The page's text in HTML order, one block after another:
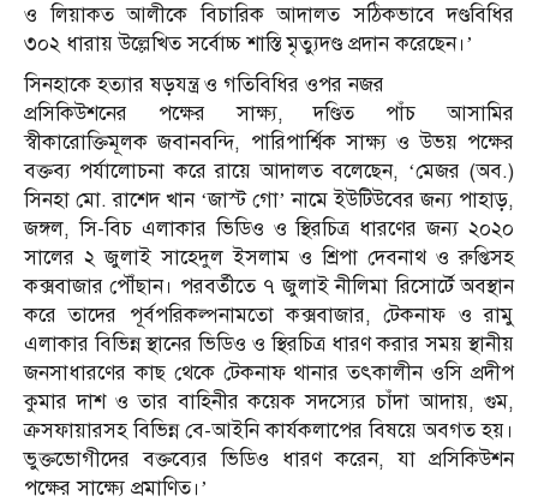
ও লিয়াকত আলীকে বিচারিক আদালত সঠিকভাবে দণ্ডবিধির
৩০২ ধারায় উল্লেখিত সর্বোচ্চ শাস্তি মৃত্যুদণ্ড প্রদান করেছেন।’
সিনহাকে হত্যার ষড়যন্ত্র ও গতিবিধির ওপর নজর
প্রসিকিউশনের পক্ষের সাক্ষ্য, দণ্ডিত পাঁচ আসামির
স্বীকারোক্তিমূলক জবানবন্দি, পারিপার্শ্বিক সাক্ষ্য ও উভয় পক্ষের
বক্তব্য পর্যালোচনা করে রায়ে আদালত বলেছেন, ‘মেজর (অব.)
সিনহা মো. রাশেদ খান ‘জাস্ট গো’ নামে ইউটিউবের জন্য পাহাড়,
জঙ্গল, সি-বিচ এলাকার ভিডিও ও স্থিরচিত্র ধারণের জন্য ২০২০
সালের ২ জুলাই সাহেদুল ইসলাম ও শ্রিপা দেবনাথ ও রুপ্তিসহ
কক্সবাজার পৌঁছান। পরবর্তীতে ৭ জুলাই নীলিমা রিসোর্টে অবস্থান
করে তাদের পূর্বপরিকল্পনামতো কক্সবাজার, টেকনাফ ও রামু
এলাকার বিভিন্ন স্থানের ভিডিও ও স্থিরচিত্র ধারণ করার সময় স্থানীয়
জনসাধারণের কাছ থেকে টেকনাফ থানার তৎকালীন ওসি প্রদীপ
কুমার দাশ ও তার বাহিনীর কয়েক সদস্যের চাঁদা আদায়, গুম,
ক্রসফায়ারসহ বিভিন্ন বে-আইনি কার্যকলাপের বিষয়ে অবগত হয়।
ভুক্তভোগীদের বক্তব্যের ভিডিও ধারণ করেন, যা প্রসিকিউশন
পক্ষের সাক্ষ্যে প্রমাণিত।’